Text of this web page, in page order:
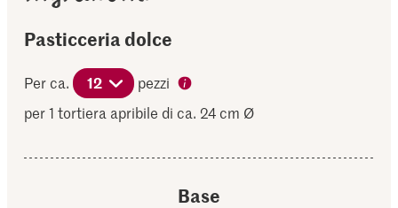
Pasticceria dolce
Per ca. 12
pezzi
per 1 tortiera apribile di ca. 24 cm Ø
Base